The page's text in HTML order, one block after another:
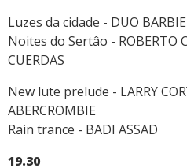
Luzes da cidade - DUO
Noites do Sertâo - ROBERTO
CUERDAS
New lute prelude - LARRY
ABERCROMBIE
Rain trance - BADI ASSAD
19.30